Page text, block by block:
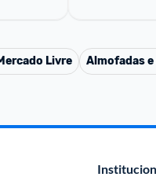
Livre Almofadas e